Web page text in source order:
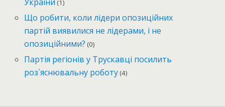
(1)
Що робити, коли лідери опозиційних
партій виявилися не лідерами, і не
опозиційними? (0)
Партія регіонів у Трускавці посилить
роз`яснювальну роботу (4)